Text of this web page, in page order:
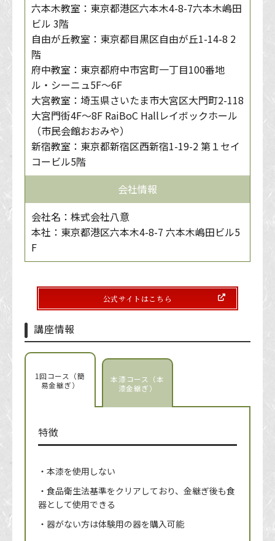
六本木教室：東京都港区六本木4-8-7六本木嶋田
ビル 3階
自由が丘教室：東京都目黒区自由が丘1-14-8 2
階
府中教室：東京都府中市宮町一丁目100番地
ル・シーニュ5F～6F
大宮教室：埼玉県さいたま市大宮区大門町2-118
大宮門街4F～8F RaiBoC Hallレイボックホール
（市民会館おおみや）
新宿教室：東京都新宿区西新宿1-19-2 第１セイ
コービル5階
会社情報
会社名：株式会社八意
本社：東京都港区六本木4-8-7 六本木嶋田ビル5
F
公式サイトはこちら
講座情報
1回コース（簡
易金継ぎ）
本漆コース（本
漆金継ぎ）
特徴
・本漆を使用しない
・食品衛生法基準をクリアしており、金継ぎ後も食
器として使用できる
・器がない方は体験用の器を購入可能